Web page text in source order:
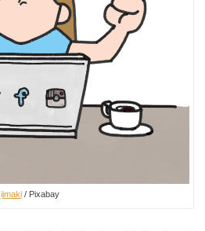
ijmaki/ Pixabay